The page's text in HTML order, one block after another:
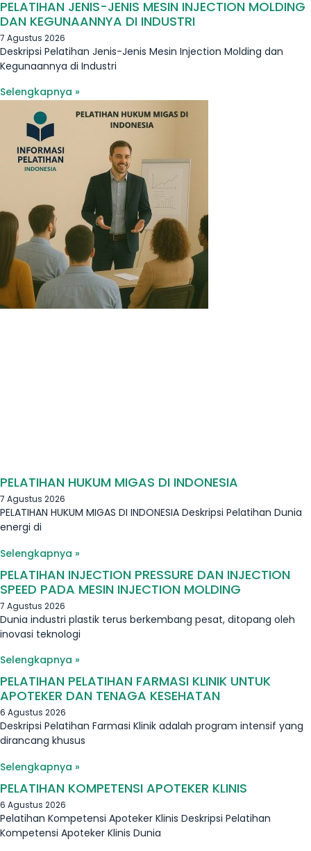
PELATIHAN JENIS-JENIS MESIN INJECTION MOLDING
DAN KEGUNAANNYA DI INDUSTRI
7 Agustus 2026
Deskripsi Pelatihan Jenis-Jenis Mesin Injection Molding dan
Kegunaannya di Industri
Selengkapnya »
PELATIHAN HUKUM MIGAS DI INDONESIA
7 Agustus 2026
PELATIHAN HUKUM MIGAS DI INDONESIA Deskripsi Pelatihan Dunia
energi di
Selengkapnya »
PELATIHAN INJECTION PRESSURE DAN INJECTION
SPEED PADA MESIN INJECTION MOLDING
7 Agustus 2026
Dunia industri plastik terus berkembang pesat, ditopang oleh
inovasi teknologi
Selengkapnya »
PELATIHAN PELATIHAN FARMASI KLINIK UNTUK
APOTEKER DAN TENAGA KESEHATAN
6 Agustus 2026
Deskripsi Pelatihan Farmasi Klinik adalah program intensif yang
dirancang khusus
Selengkapnya »
PELATIHAN KOMPETENSI APOTEKER KLINIS
6 Agustus 2026
Pelatihan Kompetensi Apoteker Klinis Deskripsi Pelatihan
Kompetensi Apoteker Klinis Dunia